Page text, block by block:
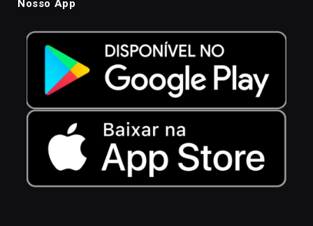
Nosso App